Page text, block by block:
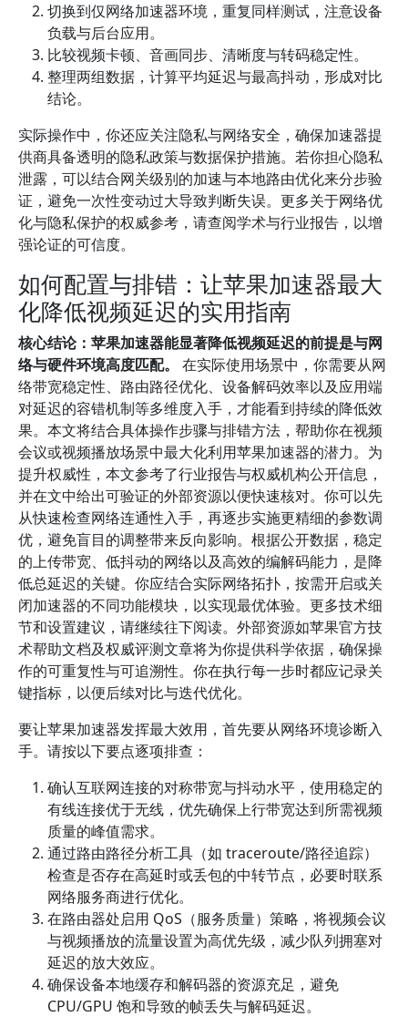
切换到仅网络加速器环境，重复同样测试，注意设备
负载与后台应用。
比较视频卡顿、音画同步、清晰度与转码稳定性。
整理两组数据，计算平均延迟与最高抖动，形成对比
结论。
实际操作中，你还应关注隐私与网络安全，确保加速器提
供商具备透明的隐私政策与数据保护措施。若你担心隐私
泄露，可以结合网关级别的加速与本地路由优化来分步验
证，避免一次性变动过大导致判断失误。更多关于网络优
化与隐私保护的权威参考，请查阅学术与行业报告，以增
强论证的可信度。
如何配置与排错：让苹果加速器最大
化降低视频延迟的实用指南
核心结论：苹果加速器能显著降低视频延迟的前提是与网
络与硬件环境高度匹配。
在实际使用场景中，你需要从网
络带宽稳定性、路由路径优化、设备解码效率以及应用端
对延迟的容错机制等多维度入手，才能看到持续的降低效
果。本文将结合具体操作步骤与排错方法，帮助你在视频
会议或视频播放场景中最大化利用苹果加速器的潜力。为
提升权威性，本文参考了行业报告与权威机构公开信息，
并在文中给出可验证的外部资源以便快速核对。你可以先
从快速检查网络连通性入手，再逐步实施更精细的参数调
优，避免盲目的调整带来反向影响。根据公开数据，稳定
的上传带宽、低抖动的网络以及高效的编解码能力，是降
低总延迟的关键。你应结合实际网络拓扑，按需开启或关
闭加速器的不同功能模块，以实现最优体验。更多技术细
节和设置建议，请继续往下阅读。外部资源如苹果官方技
术帮助文档及权威评测文章将为你提供科学依据，确保操
作的可重复性与可追溯性。你在执行每一步时都应记录关
键指标，以便后续对比与迭代优化。
要让苹果加速器发挥最大效用，首先要从网络环境诊断入
手。请按以下要点逐项排查：
确认互联网连接的对称带宽与抖动水平，使用稳定的
有线连接优于无线，优先确保上行带宽达到所需视频
质量的峰值需求。
通过路由路径分析工具（如 traceroute/路径追踪）
检查是否存在高延时或丢包的中转节点，必要时联系
网络服务商进行优化。
在路由器处启用 QoS（服务质量）策略，将视频会议
与视频播放的流量设置为高优先级，减少队列拥塞对
延迟的放大效应。
确保设备本地缓存和解码器的资源充足，避免
CPU/GPU 饱和导致的帧丢失与解码延迟。